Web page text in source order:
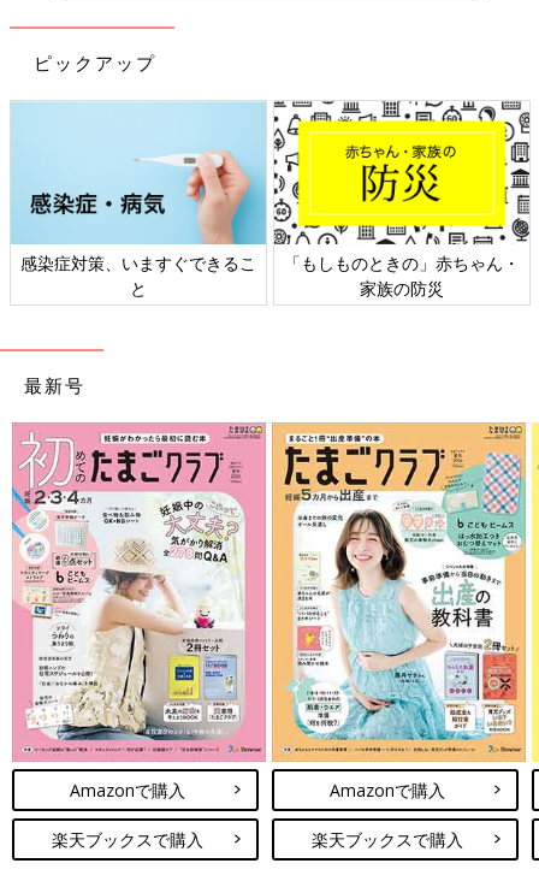
ピックアップ
感染症対策、いますぐできるこ
と
「もしものときの」赤ちゃん・
家族の防災
最新号
Amazonで購入
楽天ブックスで購入
Amazonで購入
楽天ブックスで購入